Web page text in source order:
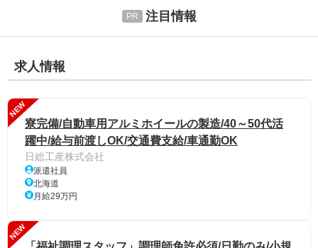
注目情報
求人情報
NEW
寮完備/自動車用アルミホイールの製造/40～50代活
躍中/給与前渡しOK/交通費支給/車通勤OK
日総工産株式会社
派遣社員
北海道
月給29万円
NEW